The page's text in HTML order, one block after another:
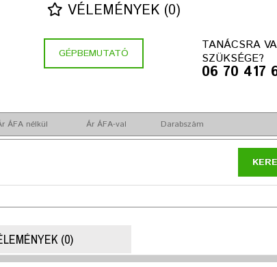
VÉLEMÉNYEK (0)
GÉPBEMUTATÓ
TANÁCSRA
SZÜKSÉGE?
06 70 417
ÁFA nélkül Ár ÁFA-val Darabszám
(0)